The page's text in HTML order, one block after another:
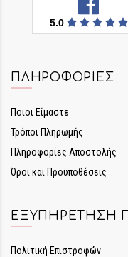
5.0
ΠΛΗΡΟΦΟΡΊΕΣ
Ποιοι Είμαστε
Τρόποι Πληρωμής
Πληροφορίες Αποστολής
Όροι και Προϋποθέσεις
ΕΞΥΠΗΡΈΤΗΣΗ
Πολιτική Επιστροφών